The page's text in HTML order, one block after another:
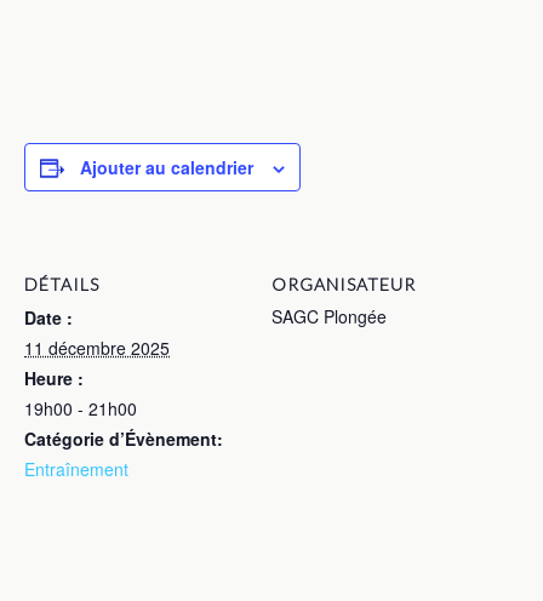
Ajouter au calendrier
DÉTAILS
Date :
11 décembre 2025
Heure :
19h00 - 21h00
Catégorie d’Évènement:
Entraînement
ORGANISATEUR
SAGC Plongée